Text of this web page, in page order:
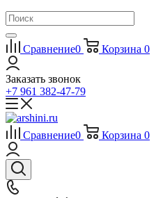
Сравнение0 Корзина 0
Заказать звонок
+7 961 382-47-79
Сравнение0 Корзина 0